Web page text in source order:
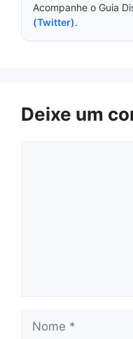
Acompanhe o Guia
(Twitter).
Deixe um
Nome